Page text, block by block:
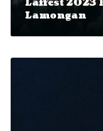
Laffest 2023
Lamongan